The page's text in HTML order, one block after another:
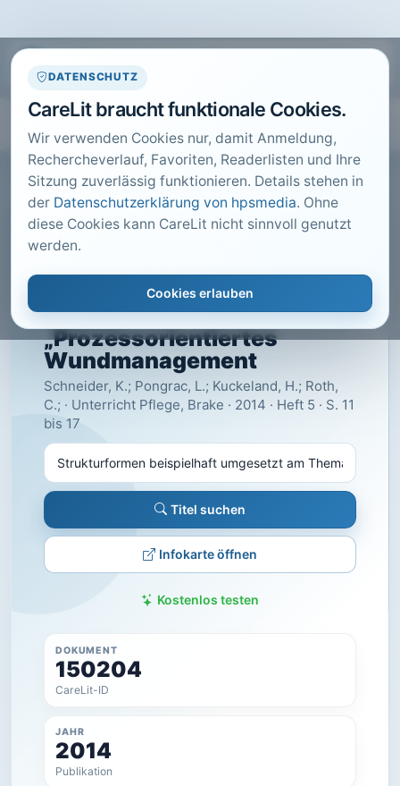
DATENSCHUTZ
CareLit braucht funktionale Cookies.
Wir verwenden Cookies nur, damit Anmeldung,
Rechercheverlauf, Favoriten, Readerlisten und Ihre
Sitzung zuverlässig funktionieren. Details stehen in
der Datenschutzerklärung von hpsmedia. Ohne
diese Cookies kann CareLit nicht sinnvoll genutzt
werden.
Cookies erlauben
CARELIT FACHARTIKEL
Strukturformen
beispielhaft umgesetzt am
Thema
„Prozessorientiertes
Wundmanagement
Schneider, K.; Pongrac, L.; Kuckeland, H.; Roth,
C.; · Unterricht Pflege, Brake · 2014 · Heft 5 · S. 11
bis 17
Titel suchen
Infokarte öffnen
Kostenlos testen
DOKUMENT
150204
CareLit-ID
JAHR
2014
Publikation